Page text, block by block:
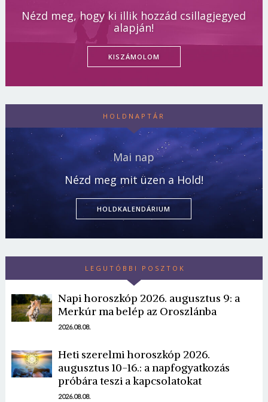
Nézd meg, hogy ki illik hozzád csillagjegyed
alapján!
KISZÁMOLOM
HOLDNAPTÁR
Mai nap
Nézd meg mit üzen a Hold!
HOLDKALENDÁRIUM
LEGUTÓBBI POSZTOK
Napi horoszkóp 2026. augusztus 9: a
Merkúr ma belép az Oroszlánba
2026.08.08.
Heti szerelmi horoszkóp 2026.
augusztus 10-16.: a napfogyatkozás
próbára teszi a kapcsolatokat
2026.08.08.
Borsonline bejelentkezés
E-mail cím vagy felhasználónév